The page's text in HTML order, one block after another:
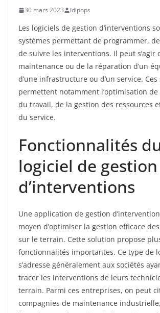
30 mars 2023 idipops
Les logiciels de gestion d’interventions
systèmes permettant de programmer,
de suivre les interventions. Il peut s’agir
maintenance ou de la réparation d’un
d’une infrastructure ou d’un service.
permettent notamment l’optimisation de
du travail, de la gestion des ressources
du service.
Fonctionnalités
logiciel de gestion
d’interventions
Une application de gestion
moyen d’optimiser la gestion efficace
sur le terrain. Cette solution propose
fonctionnalités importantes. Ce type de
s’adresse généralement aux sociétés
tracer les interventions de leurs
terrain. Parmi ces entreprises, on peut
compagnies de maintenance